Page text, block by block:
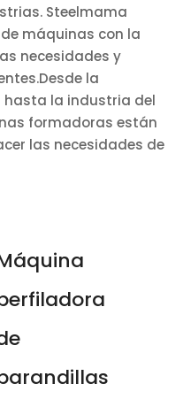
Steelmama
máquinas con la
necesidades y
la
la industria del
formadoras están
las necesidades de